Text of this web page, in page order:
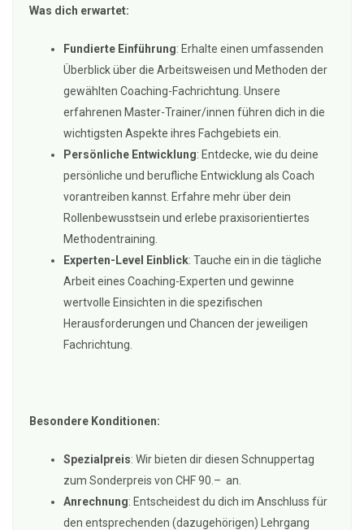
Was dich erwartet:
Fundierte Einführung: Erhalte einen umfassenden
Überblick über die Arbeitsweisen und Methoden der
gewählten Coaching-Fachrichtung. Unsere
erfahrenen Master-Trainer/innen führen dich in die
wichtigsten Aspekte ihres Fachgebiets ein.
Persönliche Entwicklung: Entdecke, wie du deine
persönliche und berufliche Entwicklung als Coach
vorantreiben kannst. Erfahre mehr über dein
Rollenbewusstsein und erlebe praxisorientiertes
Methodentraining.
Experten-Level Einblick: Tauche ein in die tägliche
Arbeit eines Coaching-Experten und gewinne
wertvolle Einsichten in die spezifischen
Herausforderungen und Chancen der jeweiligen
Fachrichtung.
Besondere Konditionen:
Spezialpreis: Wir bieten dir diesen Schnuppertag
zum Sonderpreis von CHF 90.– an.
Anrechnung: Entscheidest du dich im Anschluss für
den entsprechenden (dazugehörigen) Lehrgang